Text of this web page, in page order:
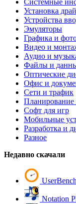
Системные
Установка
Устройства
Эмуляторы
Графика и
Видео и
Аудио и
Файлы и
Оптические
Офис и
Сети и трафик
Планирование
Софт для игр
Мобильные
Разработка и
Разное
Недавно скачали
Notation